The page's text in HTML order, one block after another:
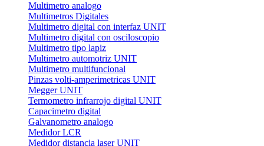
Multimetro analogo
Multimetros Digitales
Multimetro digital con interfaz UNIT
Multimetro digital con osciloscopio
Multimetro tipo lapiz
Multimetro automotriz UNIT
Multimetro multifuncional
Pinzas volti-amperimetricas UNIT
Megger UNIT
Termometro infrarrojo digital UNIT
Capacimetro digital
Galvanometro analogo
Medidor LCR
Medidor distancia laser UNIT